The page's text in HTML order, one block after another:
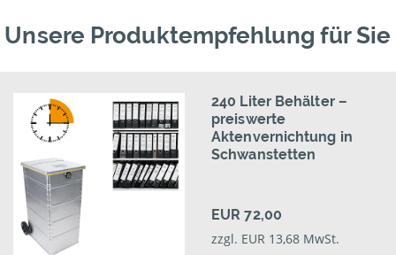
Unsere Produktempfehlung für Sie
240 Liter Behälter –
preiswerte
Aktenvernichtung in
Schwanstetten
EUR 72,00
zzgl. EUR 13,68 MwSt.